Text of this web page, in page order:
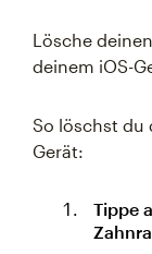
Lösche
deinem iOS-
So löschst du
Gerät:
Tippe